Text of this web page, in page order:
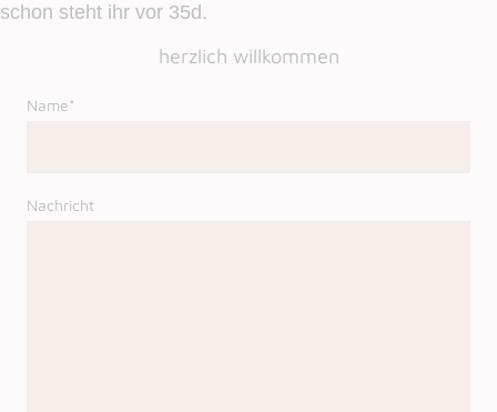
schon steht ihr vor 35d.
herzlich willkommen
Name*
Nachricht